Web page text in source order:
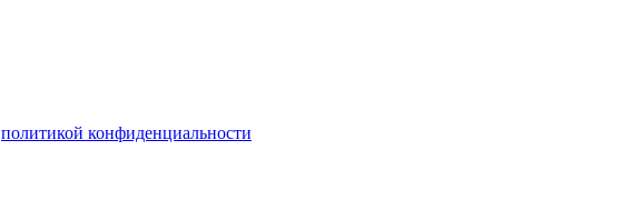
политикой конфиденциальности